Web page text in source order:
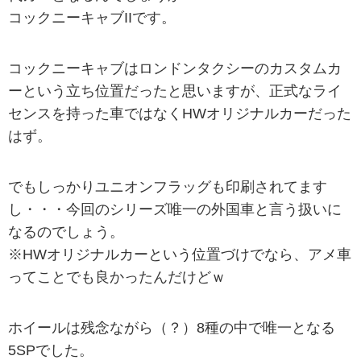
コックニーキャブIIです。
コックニーキャブはロンドンタクシーのカスタムカ
ーという立ち位置だったと思いますが、正式なライ
センスを持った車ではなくHWオリジナルカーだった
はず。
でもしっかりユニオンフラッグも印刷されてます
し・・・今回のシリーズ唯一の外国車と言う扱いに
なるのでしょう。
※HWオリジナルカーという位置づけでなら、アメ車
ってことでも良かったんだけどｗ
ホイールは残念ながら（？）8種の中で唯一となる
5SPでした。